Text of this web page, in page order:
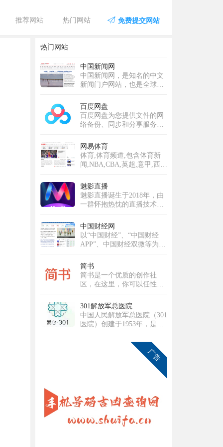
推荐网站 热门网站 免费提交网站
热门网站
中国新闻网
中国新闻网，是知名的中文
新闻门户网站，也是全球互
原创内容供应商之一。依托
中新社遍布全球的采编网络,
每天24小时面向广大网民和
网络媒体，快速、准确地提
化的资讯服务。在新闻报道
方面，中新网动态新闻及时
准确，解释性报道角度独
大量转载。
百度网盘
百度网盘为您提供文件的网
络备份、同步和分享服务。
固，支持教育网加速，支持
手机端。注册使用百度网盘
即可享受免费存储空间。
网易体育
体育,体育频道,包含体育新
闻,NBA,CBA,英超,意甲,西
彩,体育秀色,网球,F1,棋牌,乒
羽,体育论坛,中超,中国足球,
综合体育等专业体育门户网
魅影直播
魅影直播诞生于2018年，由
一群怀抱热忱的直播技术工
创立。团队凭借对技术创新
的执着与对内容品质的深刻
理解，立志打破传统直播模
式，打造一个真正以用户需
归属感的优质平台。历经多
年深耕与发展，魅影直播已
成功跻身国内优秀的泛娱乐
有超过十万级的庞大注册用
户群体，更汇聚了逾万名才
华横溢的优质主播，覆盖音
乐、舞蹈、聊天、生活分享
命是构建一个真正开放、包
容且充满创新活力的直播生
态系统。我们致力于打破界
限，让每一个独特的个体都
享真实而多彩的生活瞬间，
值与成长。魅影直播的愿景
是成为全球互动娱乐领域的
中国财经网
以“中国财经”、“中国财经
APP”、中国财经双微等为核
动，重点关注宏观经济、金
融、证券、上市公司、房
产、科技等领域，为用户提
供时效、专业、全面的财经
简书
简书是一个优质的创作社
区，在这里，你可以任性地
片、一首诗、一幅画……我
们相信，每个人都是生活中
的艺术家，有着无穷的创造
力。
301解放军总医院
中国人民解放军总医院（301
医院）创建于1953年，是集
一体的大型现代化综合性医
院，直属于中国人民解放军
联勤保障部队。医院是中央
重要保健基地，承担军委、
种转诊、后送的疑难病诊治
任务。医院同时又是解放军
医学院，以研究生教育为
主，是全军唯一一所医院办